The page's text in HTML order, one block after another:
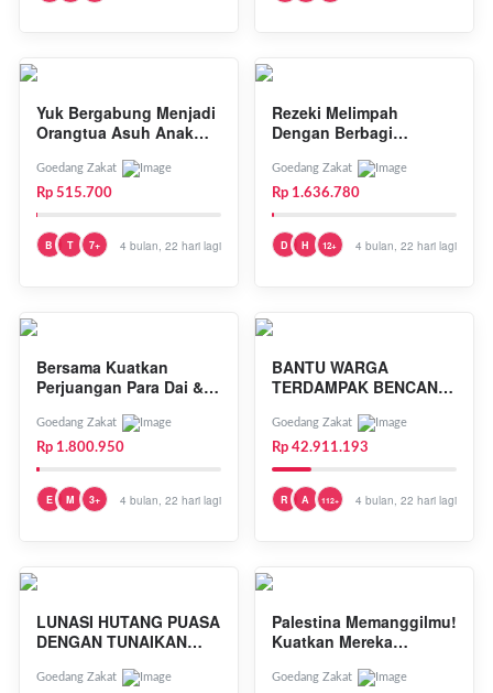
Yuk Bergabung Menjadi
Orangtua Asuh Anak
Goedang Zakat
Rp 515.700
B T 7+ 4 bulan, 22 hari lagi
Rezeki Melimpah
Dengan Berbagi
Goedang Zakat
Rp 1.636.780
D H 12+ 4 bulan, 22 hari lagi
Bersama Kuatkan
Perjuangan Para Dai &
Goedang Zakat
Rp 1.800.950
E M 3+ 4 bulan, 22 hari lagi
BANTU WARGA
TERDAMPAK BENCANA
TERBAIKMU!
Goedang Zakat
Rp 42.911.193
R A 112+ 4 bulan, 22 hari lagi
LUNASI HUTANG PUASA
DENGAN TUNAIKAN
Goedang Zakat
Palestina Memanggilmu!
Kuatkan Mereka
Goedang Zakat